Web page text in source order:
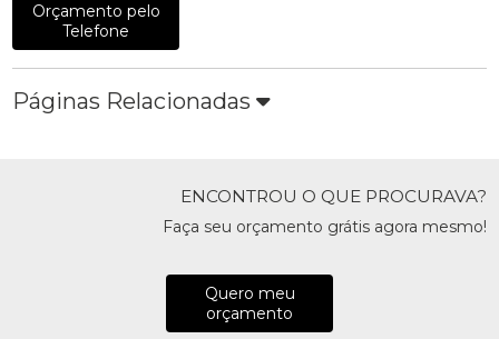
Orçamento pelo
Telefone
Páginas Relacionadas
ENCONTROU O QUE PROCURAVA?
Faça seu orçamento grátis agora mesmo!
Quero meu
orçamento